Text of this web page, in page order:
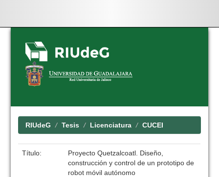
Skip
navigation
RIUdeG Tesis Licenciatura CUCEI
Título:
Proyecto Quetzalcoatl. Diseño,
construcción y control de un prototipo de
robot móvil autónomo